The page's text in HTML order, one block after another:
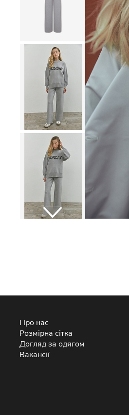
Про нас
Розмірна сітка
Догляд за одягом
Вакансії